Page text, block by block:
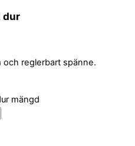
dur
reglerbart spänne.
mängd